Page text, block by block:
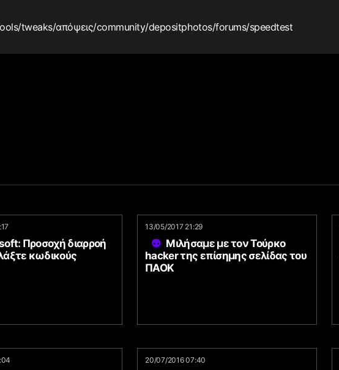
/tweaks/απόψεις/community/depositphotos/forums/speedtest
Προσοχή διαρροή
κωδικούς
13/05/2017 21:29
Μιλήσαμε με τον Τούρκο
hacker της επίσημης σελίδας του
ΠΑΟΚ
20/07/2016 07:40